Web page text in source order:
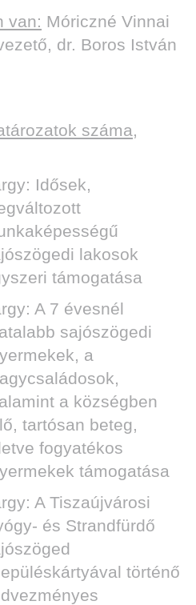
van: Móriczné Vinnai
dr. Boros István
száma,
Idősek,
lakosok
támogatása
A 7 évesnél
sajószögedi
a
a községben
tartósan beteg,
fogyatékos
támogatása
A Tiszaújvárosi
és Strandfürdő
történő